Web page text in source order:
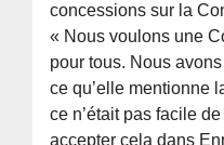
concessions sur la
« Nous voulons une
pour tous. Nous
ce qu’elle mentionne
ce n’était pas facile
accepter cela dans